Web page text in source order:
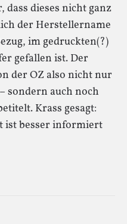
dieses nicht ganz
der Herstellername
im gedruckten(?)
gefallen ist. Der
der OZ also nicht nur
sondern auch noch
Krass gesagt:
ist besser informiert